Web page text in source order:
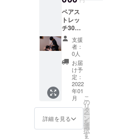
になっ
ており
ます。
ご利用
可能期
間:2022
年1月4
日〜
2022年
3月31日
シュー
ズ等の
レンタ
ルを全
て提供
致しま
す。
LINEに
よる食
事指
導。が
セット
になっ
ており
ます。
ペアス
トレッ
チ30分
×12回
コース
8回コー
スでや
るより
お得な
クラウ
ドファ
ンディ
ング限
定価格
になっ
ており
支援
者：
0人
お届
け予
定：
2022
年01
月
詳細を見る
こ
の
リ
タ
ー
ン
を
選
択
す